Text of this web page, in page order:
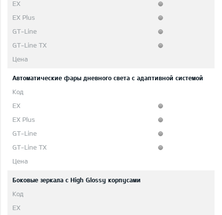
Автоматические фары дневного света с адаптивной системой
Боковые зеркала с High Glossy корпусами